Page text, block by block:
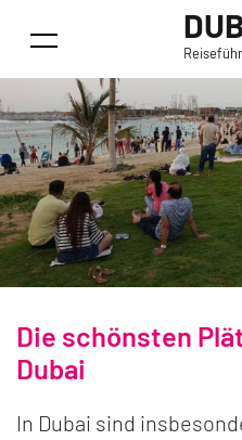
Die schönsten
Dubai
In Dubai sind